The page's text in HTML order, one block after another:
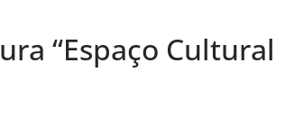
“Espaço Cultural